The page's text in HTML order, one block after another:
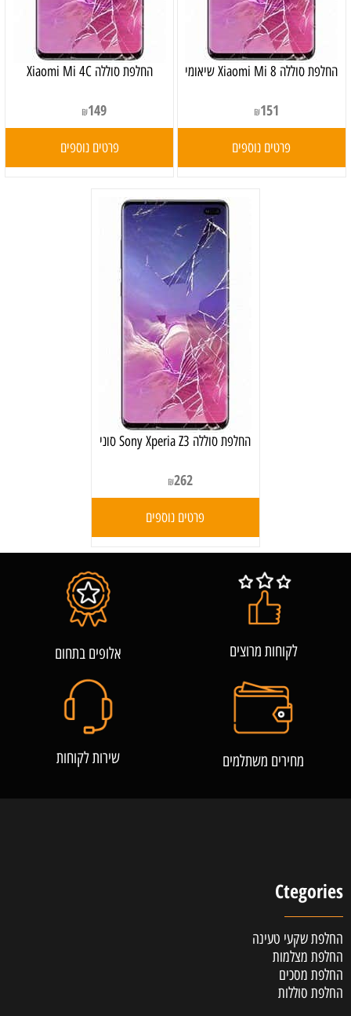
‏החלפת סוללה Xiaomi Mi 8 שיאומי
₪151
פרטים נוספים
החלפת סוללה Xiaomi Mi 4C
₪149
פרטים נוספים
‏החלפת סוללה Sony Xperia Z3 סוני
₪262
פרטים נוספים
לקוחות מרוצים אלופים בתחום
מחירים משתלמים שירות לקוחות
Ctegories
החלפת שקעי טעינה
החלפת מצלמות
החלפת מסכים
החלפת סוללות